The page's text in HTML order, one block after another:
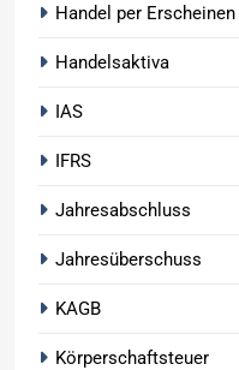
Handel per Erscheinen
Handelsaktiva
IAS
IFRS
Jahresabschluss
Jahresüberschuss
KAGB
Körperschaftsteuer